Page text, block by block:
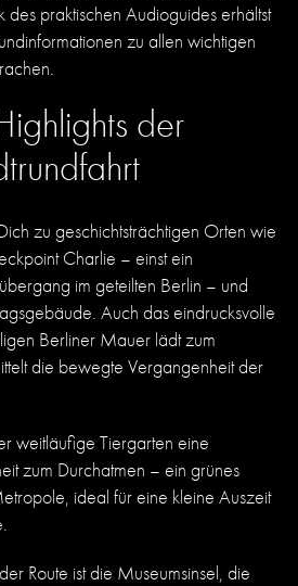
des praktischen Audioguides erhältst
zu allen wichtigen
der
zu geschichtsträchtigen Orten wie
Charlie – einst ein
im geteilten Berlin – und
Auch das eindrucksvolle
Berliner Mauer lädt zum
die bewegte Vergangenheit der
weitläufige Tiergarten eine
zum Durchatmen – ein grünes
ideal für eine kleine Auszeit
Route ist die Museumsinsel, die